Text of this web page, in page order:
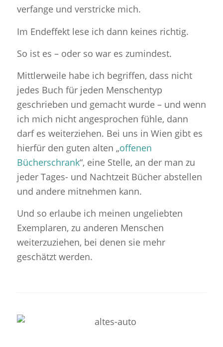
verfange und verstricke mich.
Im Endeffekt lese ich dann keines richtig.
So ist es – oder so war es zumindest.
Mittlerweile habe ich begriffen, dass nicht
jedes Buch für jeden Menschentyp
geschrieben und gemacht wurde – und wenn
ich mich nicht angesprochen fühle, dann
darf es weiterziehen. Bei uns in Wien gibt es
hierfür den guten alten „offenen
Bücherschrank“, eine Stelle, an der man zu
jeder Tages- und Nachtzeit Bücher abstellen
und andere mitnehmen kann.
Und so erlaube ich meinen ungeliebten
Exemplaren, zu anderen Menschen
weiterzuziehen, bei denen sie mehr
geschätzt werden.